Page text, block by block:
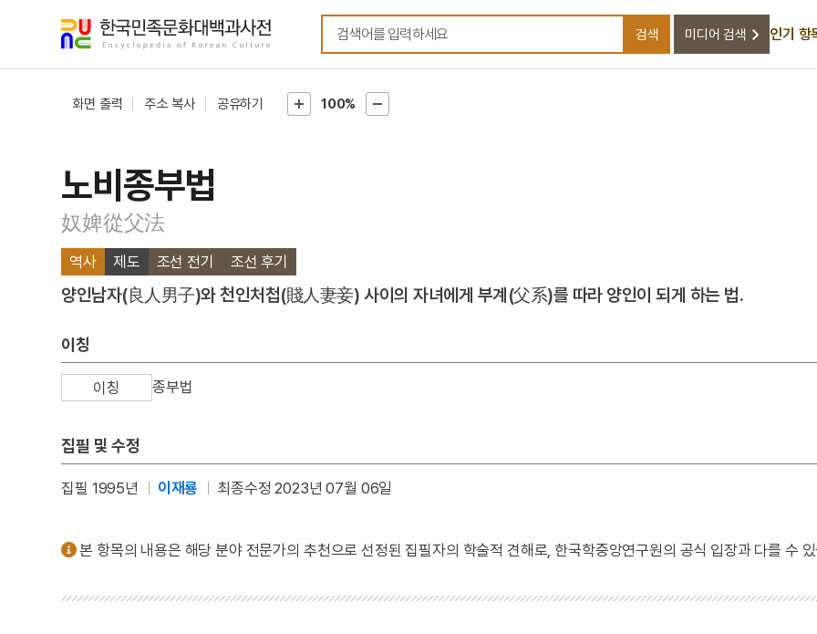
검색어를 입력하세요
검색 미디어 검색 인기 항
화면 출력 주소 복사 공유하기 100%
노비종부법
奴婢從父法
역사 제도 조선 전기 조선 후기
양인남자(良人男子)와 천인처첩(賤人妻妾) 사이의 자녀에게 부계(父系)를 따라 양인이 되게 하는 법.
이칭
이칭 종부법
집필 및 수정
집필 1995년 이재룡 최종수정 2023년 07월 06일
본 항목의 내용은 해당 분야 전문가의 추천으로 선정된 집필자의 학술적 견해로, 한국학중앙연구원의 공식 입장과 다를 수